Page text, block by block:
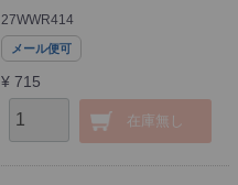
27WWR414
メール便可
¥ 715
在庫無し